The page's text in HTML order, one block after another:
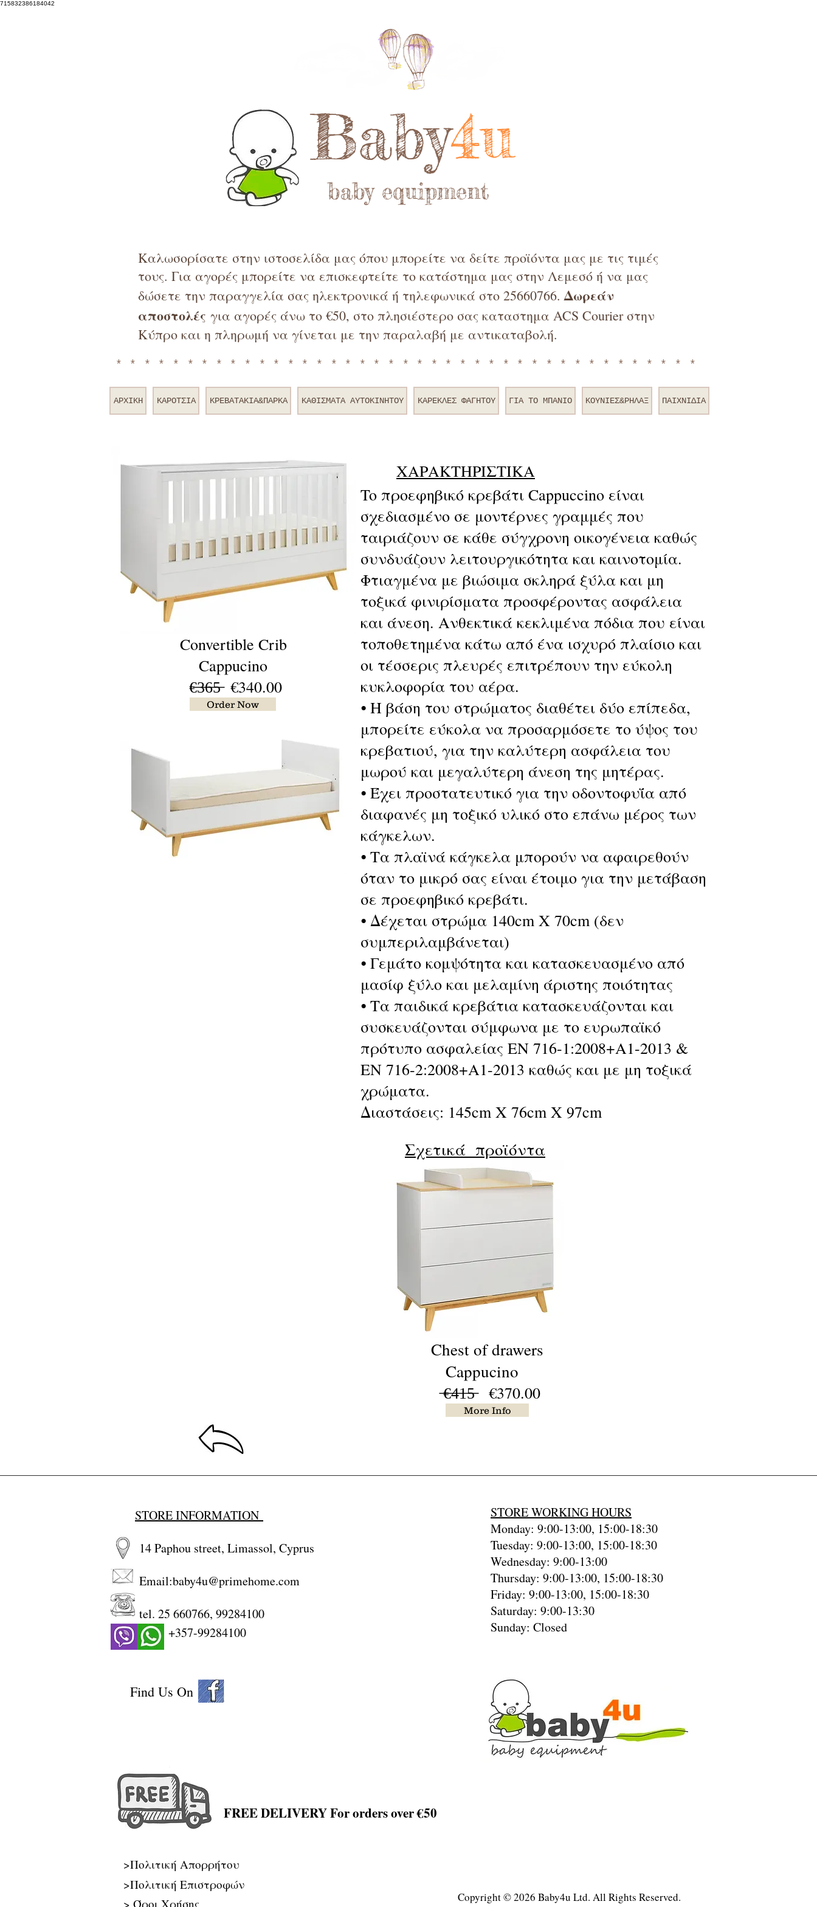
715832386184042
Baby4u
baby equipment
Καλωσορίσατε στην ιστοσελίδα μας όπου μπορείτε να δείτε προϊόντα μας με τις τιμές
τους. Για αγορές μπορείτε να επισκεφτείτε το κατάστημα μας στην Λεμεσό ή να μας
δώσετε την παραγγελία σας ηλεκτρονικά ή τηλεφωνικά στο 25660766.Δωρεάν
αποστολές για αγορές άνω το €50, στο πλησιέστερο σας καταστημα ACS Courier στην
Κύπρο και η πληρωμή να γίνεται με την παραλαβή με αντικαταβολή.
*****************************************
ΑΡΧΙΚΗ ΚΑΡΟΤΣΙΑ ΚΡΕΒΑΤΑΚΙΑ&ΠΑΡΚΑ ΚΑΘΙΣΜΑΤΑ ΑΥΤΟΚΙΝΗΤΟΥ ΚΑΡΕΚΛΕΣ ΦΑΓΗΤΟΥ ΓΙΑ TO ΜΠΑΝΙΟ ΚΟΥΝΙΕΣ&ΡΗΛΑΞ ΠΑΙΧΝΙΔΙΑ
Convertible Crib
Cappucino
€̶3̶6̶5̶€340.00
Order Now
ΧΑΡΑΚΤΗΡΙΣΤΙΚΑ
​To προεφηβικό κρεβάτι Cappuccino είναι
σχεδιασμένο σε μοντέρνες γραμμές που
ταιριάζουν σε κάθε σύγχρονη οικογένεια καθώς
συνδυάζουν λειτουργικότητα και καινοτομία.
Φτιαγμένα με βιώσιμα σκληρά ξύλα και μη
τοξικά φινιρίσματα προσφέροντας ασφάλεια
και άνεση. Ανθεκτικά κεκλιμένα πόδια που είναι
τοποθετημένα κάτω από ένα ισχυρό πλαίσιο και
οι τέσσερις πλευρές επιτρέπουν την εύκολη
κυκλοφορία του αέρα.
⦁ Η βάση του στρώματος διαθέτει δύο επίπεδα,
μπορείτε εύκολα να προσαρμόσετε το ύψος του
κρεβατιού, για την καλύτερη ασφάλεια του
μωρού και μεγαλύτερη άνεση της μητέρας.
⦁ Έχει προστατευτικό για την οδοντοφυΐα από
διαφανές μη τοξικό υλικό στο επάνω μέρος των
κάγκελων.
⦁ Τα πλαϊνά κάγκελα μπορούν να αφαιρεθούν
όταν το μικρό σας είναι έτοιμο για την μετάβαση
σε προεφηβικό κρεβάτι.
⦁ Δέχεται στρώμα 140cm X 70cm (δεν
συμπεριλαμβάνεται)
⦁ Γεμάτο κομψότητα και κατασκευασμένο από
μασίφ ξύλο και μελαμίνη άριστης ποιότητας
⦁ Τα παιδικά κρεβάτια κατασκευάζονται και
συσκευάζονται σύμφωνα με το ευρωπαϊκό
πρότυπο ασφαλείας EN 716-1:2008+A1-2013 &
EN 716-2:2008+A1-2013 καθώς και με μη τοξικά
χρώματα.
Διαστάσεις: 145cm X 76cm X 97cm
Σχετικά προϊόντα
Chest of drawers
Cappucino
̶€̶4̶1̶5̶ €370.00
More Info
STORE INFORMATION
14 Paphou street, Limassol, Cyprus
Email:baby4u@primehome.com
tel. 25 660766, 99284100
+357-99284100
STORE WORKING HOURS
Monday: 9:00-13:00, 15:00-18:30
Tuesday: 9:00-13:00, 15:00-18:30
Wednesday: 9:00-13:00
Thursday: 9:00-13:00, 15:00-18:30
Friday: 9:00-13:00, 15:00-18:30
Saturday: 9:00-13:30
Sunday: Closed
FREE DELIVERY For orders over €50
Find Us On
>Πολιτική Απορρήτου
>Πολιτική Επιστροφών
> Όροι Χρήσης Copyright © 2026 Baby4u Ltd. All Rights Reserved.